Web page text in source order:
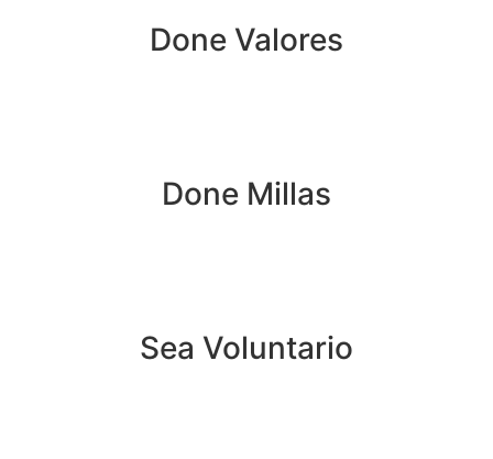
Done Valores
Done Millas
Sea Voluntario